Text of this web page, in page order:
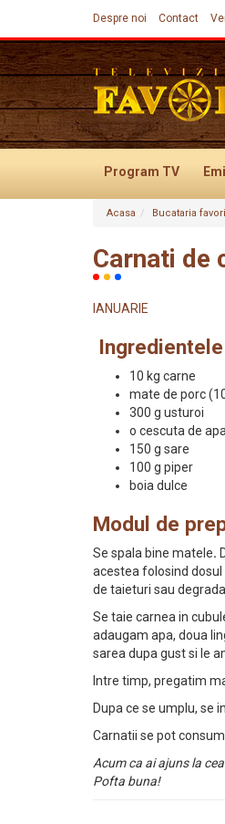
Despre noi Contact
Program TV
Evenimente
Acasa Bucataria
Carnati de
IANUARIE
10 kg carne
mate de porc
300 g usturoi
o cescuta de apa
150 g sare
100 g piper
boia dulce
Modul de
Se spala bine matele.
acestea folosind dosul
de taieturi sau
Se taie carnea in
adaugam apa, doua
sarea dupa gust si le
Intre timp, pregatim
Dupa ce se umplu, se
Carnatii se pot
Acum ca ai ajuns la
Pofta buna!